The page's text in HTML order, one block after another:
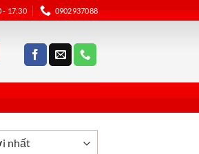
- 17:30 0902937088